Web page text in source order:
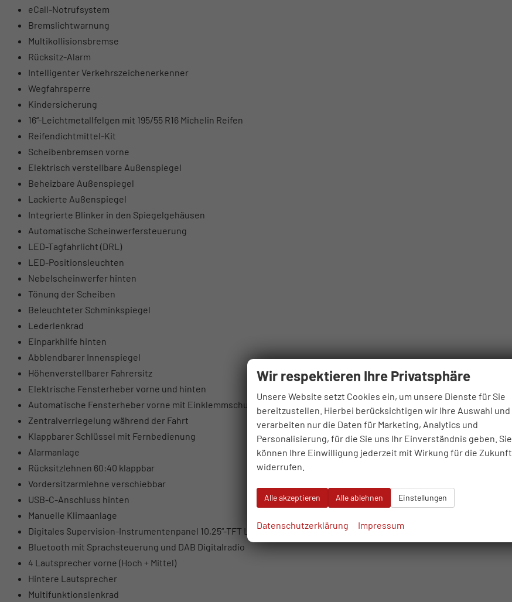
eCall-Notrufsystem
Bremslichtwarnung
Multikollisionsbremse
Rücksitz-Alarm
Intelligenter Verkehrszeichenerkenner
Wegfahrsperre
Kindersicherung
16“-Leichtmetallfelgen mit 195/55 R16 Michelin Reifen
Reifendichtmittel-Kit
Scheibenbremsen vorne
Elektrisch verstellbare Außenspiegel
Beheizbare Außenspiegel
Lackierte Außenspiegel
Integrierte Blinker in den Spiegelgehäusen
Automatische Scheinwerfersteuerung
LED-Tagfahrlicht (DRL)
LED-Positionsleuchten
Nebelscheinwerfer hinten
Tönung der Scheiben
Beleuchteter Schminkspiegel
Lederlenkrad
Einparkhilfe hinten
Abblendbarer Innenspiegel
Höhenverstellbarer Fahrersitz
Elektrische Fensterheber vorne und hinten
Automatische Fensterheber vorne mit Einklemmschutz
Zentralverriegelung während der Fahrt
Klappbarer Schlüssel mit Fernbedienung
Alarmanlage
Rücksitzlehnen 60:40 klappbar
Vordersitzarmlehne verschiebbar
USB-C-Anschluss hinten
Manuelle Klimaanlage
Digitales Supervision-Instrumentenpanel 10,25“-TFT LCD
Bluetooth mit Sprachsteuerung und DAB Digitalradio
4 Lautsprecher vorne (Hoch + Mittel)
Hintere Lautsprecher
Multifunktionslenkrad
Wir respektieren Ihre Privatsphäre
Unsere Website setzt Cookies ein, um unsere Dienste für Sie
bereitzustellen. Hierbei berücksichtigen wir Ihre Auswahl und
verarbeiten nur die Daten für Marketing, Analytics und
Personalisierung, für die Sie uns Ihr Einverständnis geben. Sie
können Ihre Einwilligung jederzeit mit Wirkung für die Zukunft
widerrufen.
Alle akzeptieren Alle ablehnen Einstellungen
Datenschutzerklärung Impressum